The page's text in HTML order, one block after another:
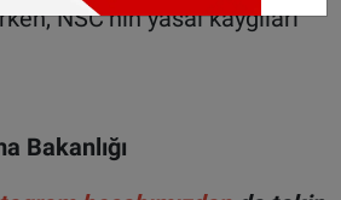
NSC’nin yasal kaygıları
Bakanlığı